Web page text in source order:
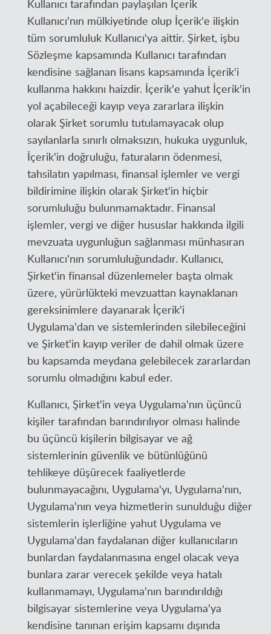
Kullanıcı tarafından paylaşılan İçerik
Kullanıcı'nın mülkiyetinde olup İçerik'e ilişkin
tüm sorumluluk Kullanıcı'ya aittir. Şirket, işbu
Sözleşme kapsamında Kullanıcı tarafından
kendisine sağlanan lisans kapsamında İçerik'i
kullanma hakkını haizdir. İçerik'e yahut İçerik'in
yol açabileceği kayıp veya zararlara ilişkin
olarak Şirket sorumlu tutulamayacak olup
sayılanlarla sınırlı olmaksızın, hukuka uygunluk,
İçerik'in doğruluğu, faturaların ödenmesi,
tahsilatın yapılması, finansal işlemler ve vergi
bildirimine ilişkin olarak Şirket'in hiçbir
sorumluluğu bulunmamaktadır. Finansal
işlemler, vergi ve diğer hususlar hakkında ilgili
mevzuata uygunluğun sağlanması münhasıran
Kullanıcı'nın sorumluluğundadır. Kullanıcı,
Şirket'in finansal düzenlemeler başta olmak
üzere, yürürlükteki mevzuattan kaynaklanan
gereksinimlere dayanarak İçerik'i
Uygulama'dan ve sistemlerinden silebileceğini
ve Şirket'in kayıp veriler de dahil olmak üzere
bu kapsamda meydana gelebilecek zararlardan
sorumlu olmadığını kabul eder.
Kullanıcı, Şirket'in veya Uygulama'nın üçüncü
kişiler tarafından barındırılıyor olması halinde
bu üçüncü kişilerin bilgisayar ve ağ
sistemlerinin güvenlik ve bütünlüğünü
tehlikeye düşürecek faaliyetlerde
bulunmayacağını, Uygulama'yı, Uygulama'nın,
Uygulama'nın veya hizmetlerin sunulduğu diğer
sistemlerin işlerliğine yahut Uygulama ve
Uygulama'dan faydalanan diğer kullanıcıların
bunlardan faydalanmasına engel olacak veya
bunlara zarar verecek şekilde veya hatalı
kullanmamayı, Uygulama'nın barındırıldığı
bilgisayar sistemlerine veya Uygulama'ya
kendisine tanınan erişim kapsamı dışında